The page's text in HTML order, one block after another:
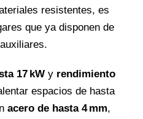
resistentes, es
que ya disponen de
17 kWy rendimiento
espacios de hasta
acero de hasta 4 mm,